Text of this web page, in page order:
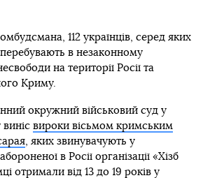
112 українців, серед яких
в незаконному
на території Росії та
Криму.
окружний військовий суд у
вироки вісьмом кримським
, яких звинувачують у
в Росії організації «Хізб
отримали від 13 до 19 років у